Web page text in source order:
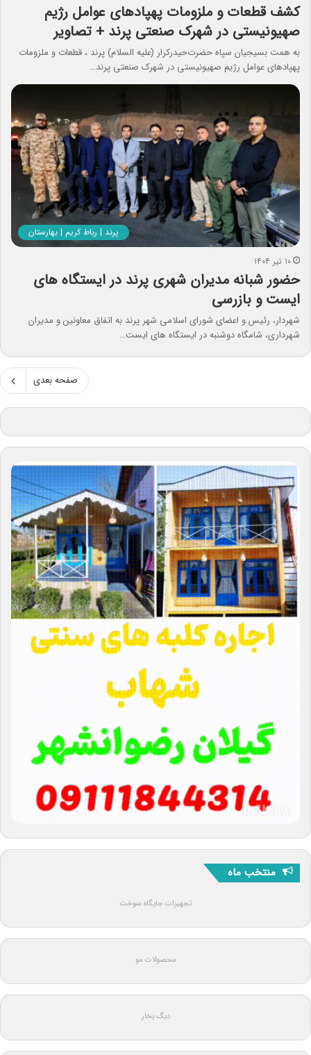
کشف قطعات و ملزومات پهپادهای عوامل رژیم
صهیونیستی در شهرک صنعتی پرند + تصاویر
به همت بسیجیان سپاه حضرت‌حیدرکرار (عليه السلام) پرند ، قطعات و ملزومات
پهپادهای عوامل رژیم صهیونیستی در شهرک صنعتی پرند…
پرند | رباط کریم | بهارستان
۱۰ تیر ۱۴۰۴
حضور شبانه مدیران شهری پرند در ایستگاه های
ایست و بازرسی
شهردار، رئیس و اعضای شورای اسلامی شهر پرند به اتفاق معاونین و مدیران
شهرداری، شامگاه دوشنبه در ایستگاه های ایست…
صفحه بعدی
منتخب ماه
تجهیزات جایگاه سوخت
محصولات مو
دیگ بخار